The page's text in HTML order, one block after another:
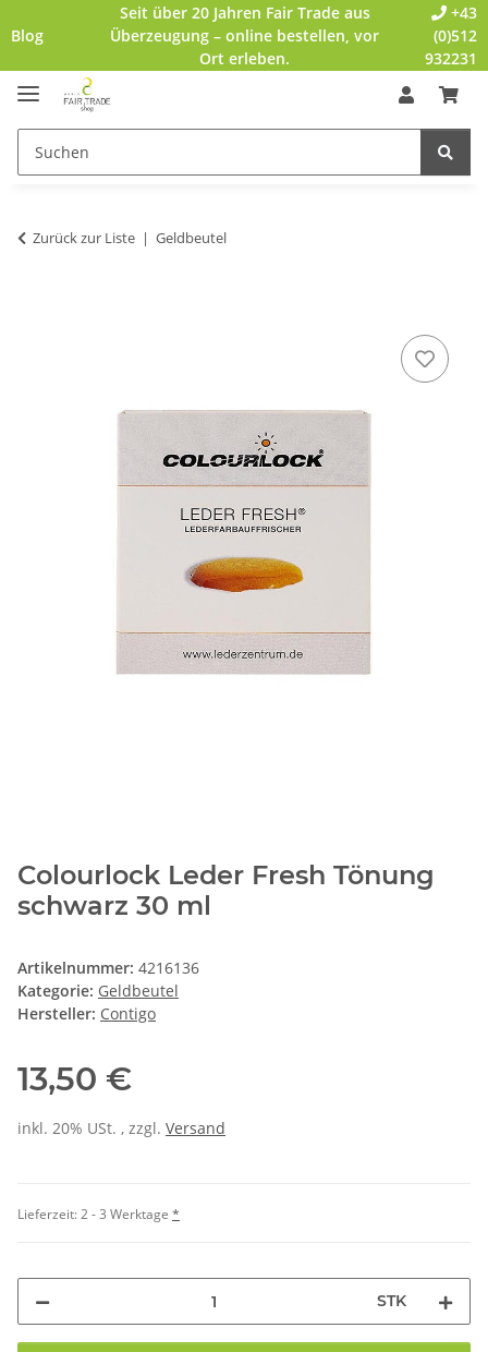
Blog
Seit über 20 Jahren Fair Trade aus
Überzeugung – online bestellen, vor
Ort erleben.
+43
(0)512
932231
Zurück zur Liste Geldbeutel
Colourlock Leder Fresh Tönung
schwarz 30 ml
Artikelnummer: 4216136
Kategorie: Geldbeutel
Hersteller: Contigo
13,50 €
inkl. 20% USt. , zzgl. Versand
Lieferzeit:2 - 3 Werktage *
STK